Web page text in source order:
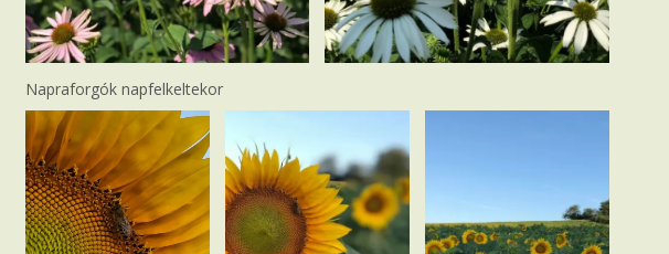
Napraforgók napfelkeltekor